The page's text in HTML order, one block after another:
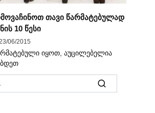
თავი წარმატებულად
10 წესი
06/2015
იყოთ, აუცილებელია